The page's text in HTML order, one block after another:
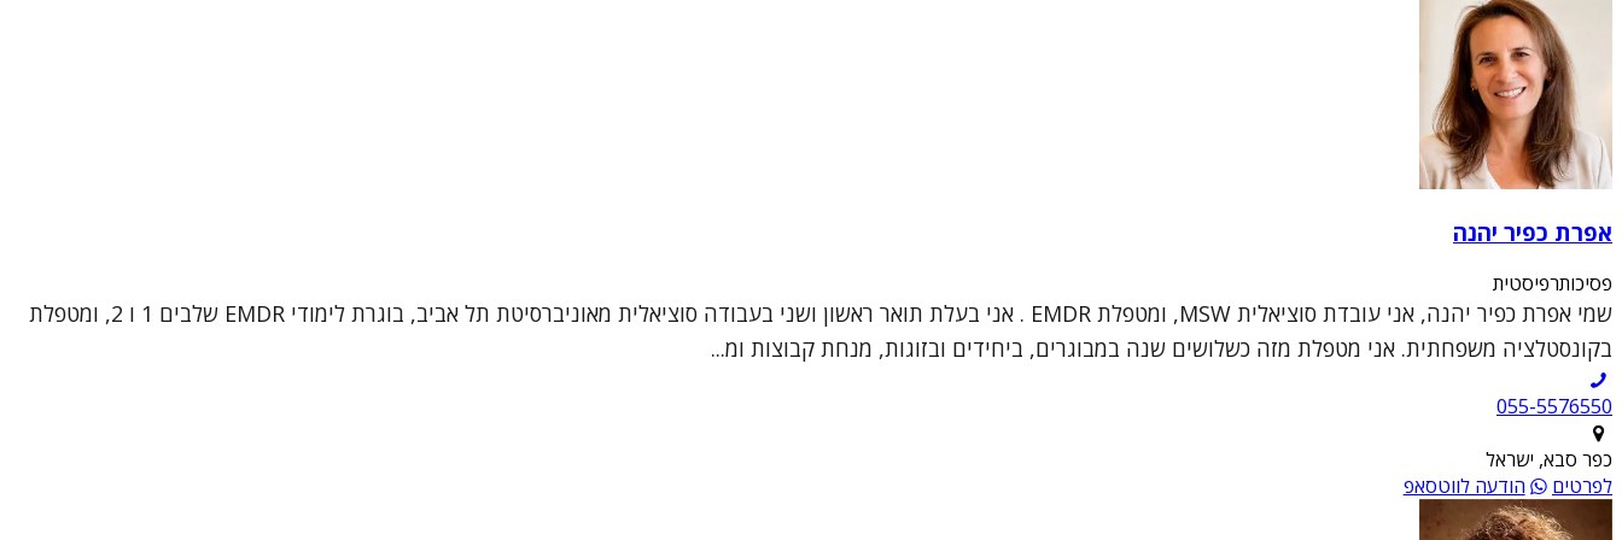
אפרת כפיר יהנה
פסיכותרפיסטית
שמי אפרת כפיר יהנה, אני עובדת סוציאלית MSW, ומטפלת EMDR . אני בעלת תואר ראשון ושני בעבודה סוציאלית מאוניברסיטת תל אביב, בוגרת לימודי EMDR שלבים 1 ו 2, ומטפלת
בקונסטלציה משפחתית. אני מטפלת מזה כשלושים שנה במבוגרים, ביחידים ובזוגות, מנחת קבוצות ומ...
055-5576550
כפר סבא, ישראל
לפרטים
הודעה לווטסאפ